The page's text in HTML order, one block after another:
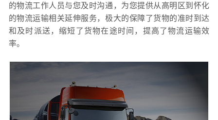
的物流工作人员与您及时沟通，为您提供从高明区到怀化
的物流运输相关延伸服务，极大的保障了货物的准时到达
和及时派送，缩短了货物在途时间，提高了物流运输效
率。